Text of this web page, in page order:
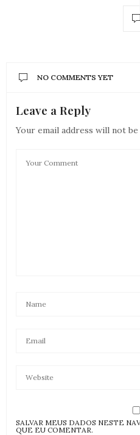
NO COMMENTS YET
Leave a Reply
Your email address will not
SALVAR MEUS DADOS NESTE
QUE EU COMENTAR.